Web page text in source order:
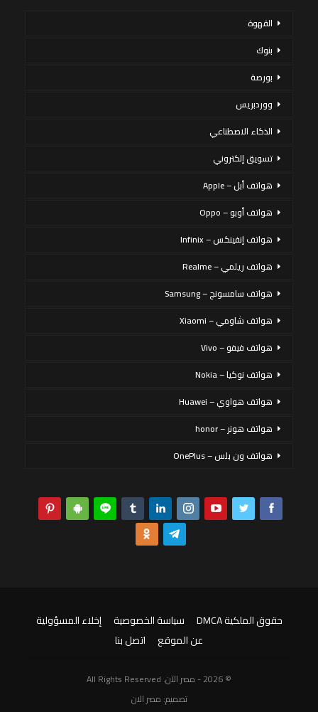
القهوة
بنوك
بورصة
ووردبريس
الذكاء الاصطناعي
تسويق إلكتروني
هواتف أبل – Apple
هواتف أوبو – Oppo
هواتف إنفينكس – Infinix
هواتف ريلمي – Realme
هواتف سامسونج – Samsung
هواتف شاومي – Xiaomi
هواتف فيفو – Vivo
هواتف نوكيا – Nokia
هواتف هواوي – Huawei
هواتف هونر – honor
هواتف ون بلس – OnePlus
حقوق الملكية DMCA سياسة الخصوصية
إخلاء المسؤولية
عن الموقع
اتصل بنا
© 2026 - مصر الآن. All Rights Reserved
تصميم: مصر الان